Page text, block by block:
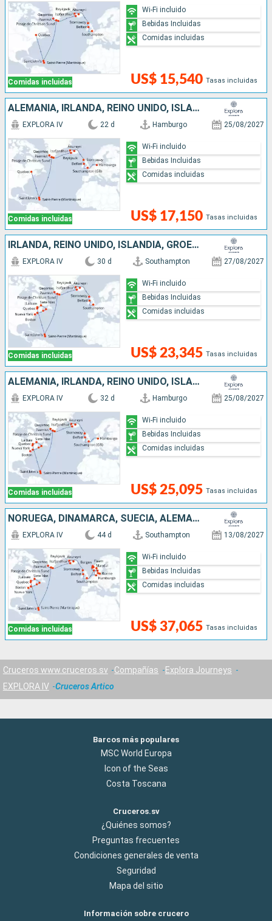
Comidas incluidas US$ 15,540 Tasas incluidas
Wi-Fi incluido
Bebidas Incluidas
Comidas incluidas
ALEMANIA, IRLANDA, REINO UNIDO, ISLANDIA, GROENLANDIA, ANTIGUA Y BARBUDA, CANADÁ
Comidas incluidas
EXPLORA IV 22 d Hamburgo 25/08/2027
US$ 17,150 Tasas incluidas
Wi-Fi incluido
Bebidas Incluidas
Comidas incluidas
IRLANDA, REINO UNIDO, ISLANDIA, GROENLANDIA, ANTIGUA Y BARBUDA, CANADÁ, ESTADOS UNIDOS
Comidas incluidas
EXPLORA IV 30 d Southampton 27/08/2027
US$ 23,345 Tasas incluidas
Wi-Fi incluido
Bebidas Incluidas
Comidas incluidas
ALEMANIA, IRLANDA, REINO UNIDO, ISLANDIA, GROENLANDIA, ANTIGUA Y BARBUDA, CANADÁ, ESTADOS UNIDOS
Comidas incluidas
EXPLORA IV 32 d Hamburgo 25/08/2027
US$ 25,095 Tasas incluidas
Wi-Fi incluido
Bebidas Incluidas
Comidas incluidas
NORUEGA, DINAMARCA, SUECIA, ALEMANIA, IRLANDA, REINO UNIDO, ISLANDIA, GROENLANDIA, ANTIGUA Y BARBUDA, CANADÁ, ESTADOS UNIDOS
Comidas incluidas
EXPLORA IV 44 d Southampton 13/08/2027
US$ 37,065 Tasas incluidas
Wi-Fi incluido
Bebidas Incluidas
Comidas incluidas
Cruceros www.cruceros.sv Compañías
Explora Journeys
EXPLORA IV
Cruceros Artico
Barcos más populares
MSC World Europa
Icon of the Seas
Costa Toscana
Cruceros.sv
¿Quiénes somos?
Preguntas frecuentes
Condiciones generales de venta
Seguridad
Mapa del sitio
Información sobre crucero